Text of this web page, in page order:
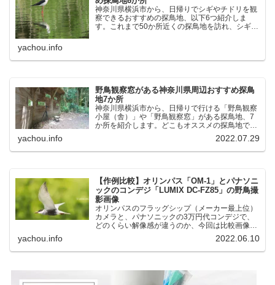
神奈川県横浜市から、日帰りでシギやチドリを観
察できるおすすめの探鳥地、以下6つ紹介しま
す。これまで50か所近くの探鳥地を訪れ、シギや
yachou.info
野鳥観察窓がある神奈川県周辺おすすめ探鳥
地7か所
神奈川県横浜市から、日帰りで行ける「野鳥観察
小屋（舎）」や「野鳥観察窓」がある探鳥地、7
か所を紹介します。どこもオススメの探鳥地で
す。実際に訪れてみると、野山にいる野鳥、海や
湖にいる野鳥それぞれ違う観察になりました。街
中にあり、電車で行ける...
yachou.info 2022.07.29
【作例比較】オリンパス「OM-1」とパナソニ
ックのコンデジ「LUMIX DC-FZ85」の野鳥撮
影画像
オリンパスのフラッグシップ（メーカー最上位）
カメラと、パナソニックの3万円代コンデジで、
どのくらい解像感が違うのか、今回は比較画像を
紹介します。私はコンデジを愛用しているのです
が、相棒がオリンパス「OM-1」を使い始めたと
ころ、同じ被写体で...
yachou.info 2022.06.10